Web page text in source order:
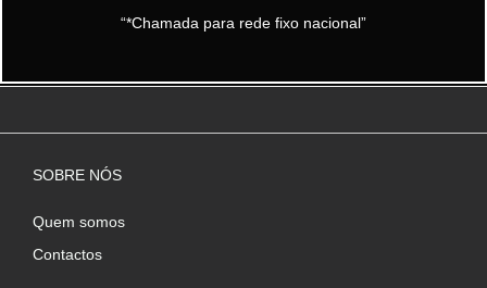
“*Chamada para rede fixo nacional”
SOBRE NÓS
Quem somos
Contactos